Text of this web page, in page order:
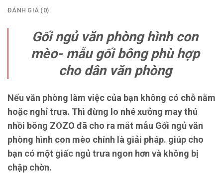
ĐÁNH GIÁ (0)
Gối ngủ văn phòng hình con
mèo- mẫu gối bông phù hợp
cho dân văn phòng
Nếu văn phòng làm việc của bạn không có chỗ nằm
hoặc nghỉ trưa. Thì đừng lo nhé xưởng may thú
nhồi bông ZOZO đã cho ra mắt mẫu Gối ngủ văn
phòng hình con mèo chính là giải pháp. giúp cho
bạn có một giấc ngủ trưa ngon hơn và không bị
chập chờn.